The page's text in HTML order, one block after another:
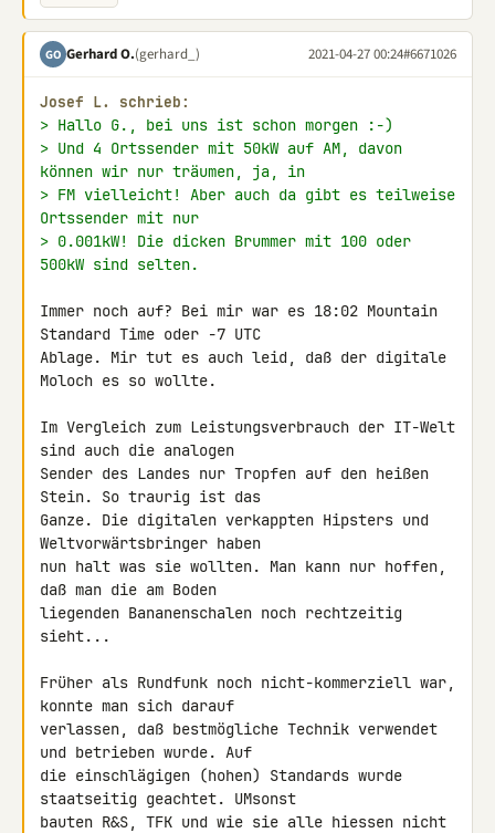
GO Gerhard O.(gerhard_) 2021-04-27 00:24#6671026
Josef L. schrieb:
> Hallo G., bei uns ist schon morgen :-)
> Und 4 Ortssender mit 50kW auf AM, davon
können wir nur träumen, ja, in
> FM vielleicht! Aber auch da gibt es teilweise
Ortssender mit nur
> 0.001kW! Die dicken Brummer mit 100 oder
500kW sind selten.
Immer noch auf? Bei mir war es 18:02 Mountain
Standard Time oder -7 UTC
Ablage. Mir tut es auch leid, daß der digitale
Moloch es so wollte.
Im Vergleich zum Leistungsverbrauch der IT-Welt
sind auch die analogen
Sender des Landes nur Tropfen auf den heißen
Stein. So traurig ist das
Ganze. Die digitalen verkappten Hipsters und
Weltvorwärtsbringer haben
nun halt was sie wollten. Man kann nur hoffen,
daß man die am Boden
liegenden Bananenschalen noch rechtzeitig
sieht...
Früher als Rundfunk noch nicht-kommerziell war,
konnte man sich darauf
verlassen, daß bestmögliche Technik verwendet
und betrieben wurde. Auf
die einschlägigen (hohen) Standards wurde
staatseitig geachtet. UMsonst
bauten R&S, TFK und wie sie alle hiessen nicht